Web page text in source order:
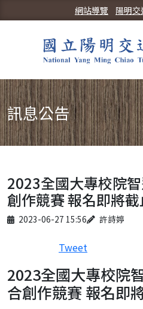
陽明
網站導覽
訊息公告
2023全國大專校院
創作競賽 報名即將截
Published on
2023-06-27 15:56
Author 許詩婷
Tweet
2023全國大專校院
合創作競賽 報名即